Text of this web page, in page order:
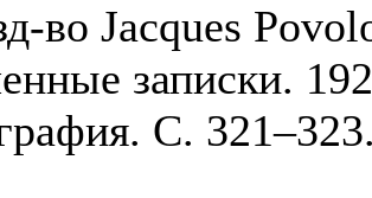
во Jacques
записки.
С.